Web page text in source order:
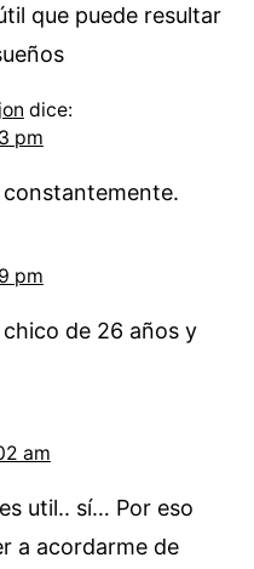
que puede resultar
dice:
pm
pm
de 26 años y
am
util.. sí… Por eso
a acordarme de